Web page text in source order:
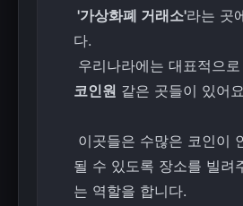
'가상화폐 거래소'라는 곳
다.
우리나라에는 대표적으로
코인원 같은 곳들이 있어
이곳들은 수많은 코인이
될 수 있도록 장소를 빌려
는 역할을 합니다.